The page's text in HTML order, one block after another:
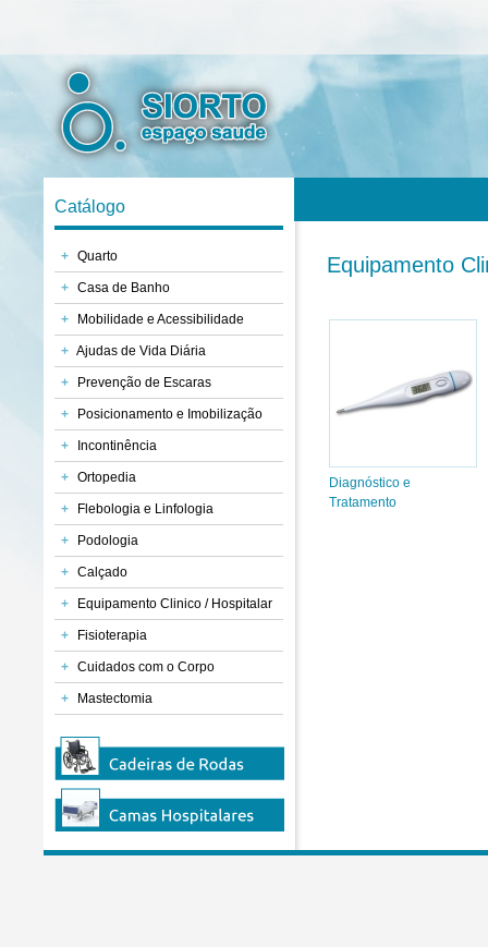
Catálogo
+ Quarto
+ Casa de Banho
+ Mobilidade e Acessibilidade
+ Ajudas de Vida Diária
+ Prevenção de Escaras
+ Posicionamento e Imobilização
+ Incontinência
+ Ortopedia
+ Flebologia e Linfologia
+ Podologia
+ Calçado
+ Equipamento Clinico / Hospitalar
+ Fisioterapia
+ Cuidados com o Corpo
+ Mastectomia
Equipamento
Diagnóstico e
Tratamento